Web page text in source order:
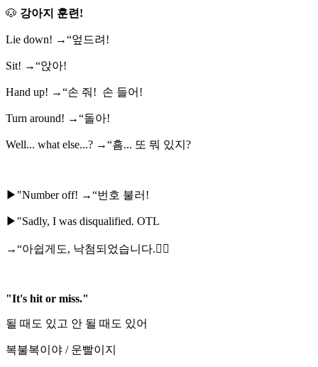
🐶 강아지 훈련!
Lie down! →“엎드려!
Sit! →“앉아!
Hand up! →“손 줘! 손 들어!
Turn around! →“돌아!
Well... what else...? →“흠... 또 뭐 있지?
▶"Number off! →“번호 불러!
▶"Sadly, I was disqualified. OTL
→“아쉽게도, 낙첨되었습니다.🤦‍♀️
"It's hit or miss."
될 때도 있고 안 될 때도 있어
복불복이야 / 운빨이지